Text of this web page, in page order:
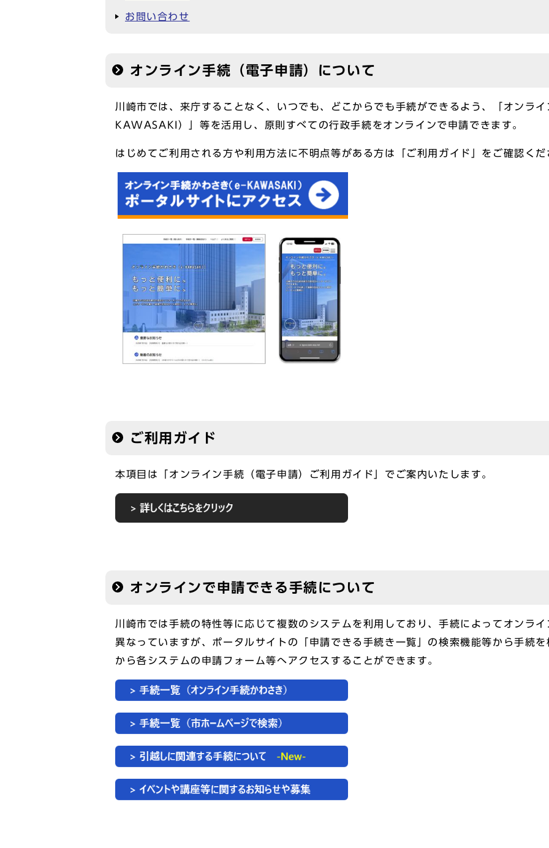
お問い合わせ
オンライン手続（電子申請）について
川崎市では、来庁することなく、いつでも、どこからでも手続ができるよう、「オンラ
KAWASAKI）」等を活用し、原則すべての行政手続をオンラインで申請できます。
はじめてご利用される方や利用方法に不明点等がある方は「ご利用ガイド」をご確認くだ
ご利用ガイド
本項目は「オンライン手続（電子申請）ご利用ガイド」でご案内いたします。
オンラインで申請できる手続について
川崎市では手続の特性等に応じて複数のシステムを利用しており、手続によってオンラ
異なっていますが、ポータルサイトの「申請できる手続き一覧」の検索機能等から手続
から各システムの申請フォーム等へアクセスすることができます。